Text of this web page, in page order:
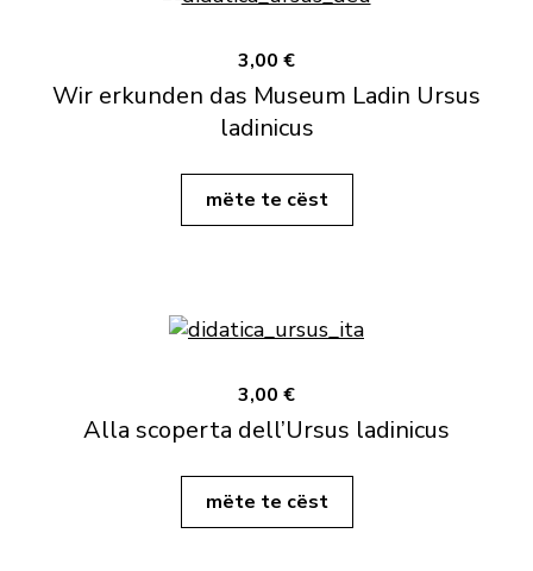
3,00 €
Wir erkunden das Museum Ladin Ursus
ladinicus
mëte te cëst
3,00 €
Alla scoperta dell’Ursus ladinicus
mëte te cëst